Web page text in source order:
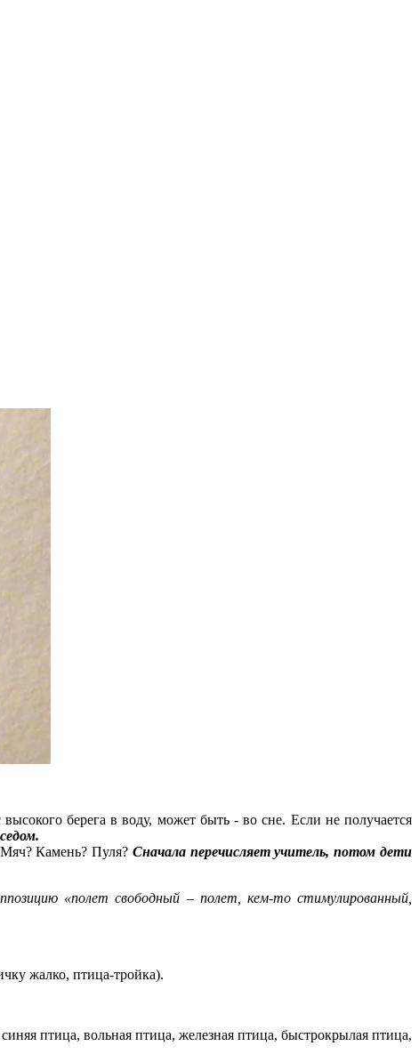
берега в воду, может быть - во сне. Если не получается
Камень? Пуля? Сначала перечисляет учитель, потом дети
«полет свободный – полет, кем-то стимулированный,
жалко, птица-тройка).
птица, вольная птица, железная птица, быстрокрылая птица,